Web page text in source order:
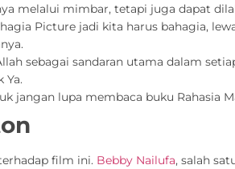
melalui mimbar, tetapi juga dapat
Picture jadi kita harus bahagia,
sebagai sandaran utama dalam
Ya.
jangan lupa membaca buku Rahasia
film ini. Bebby Nailufa, salah